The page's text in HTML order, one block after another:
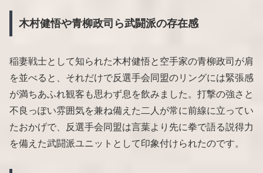
木村健悟や青柳政司ら武闘派の存在感
稲妻戦士として知られた木村健悟と空手家の青柳政司が肩
を並べると、それだけで反選手会同盟のリングには緊張感
が満ちあふれ観客も思わず息を飲みました。打撃の強さと
不良っぽい雰囲気を兼ね備えた二人が常に前線に立ってい
たおかげで、反選手会同盟は言葉より先に拳で語る説得力
を備えた武闘派ユニットとして印象付けられたのです。